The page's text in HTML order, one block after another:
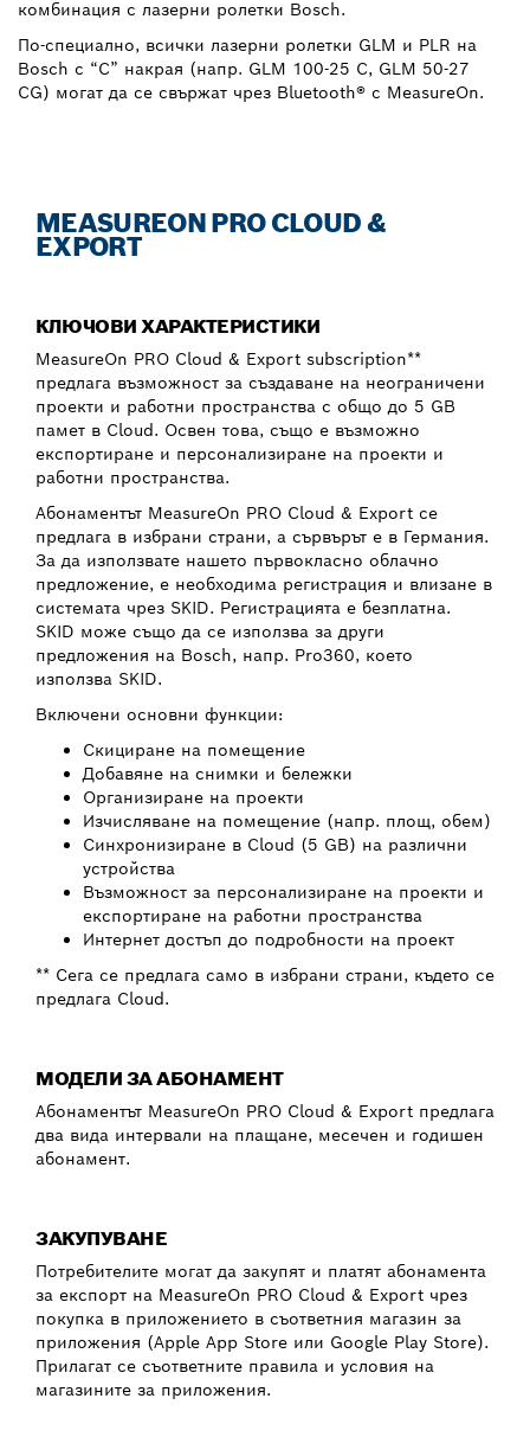
комбинация с лазерни ролетки Bosch.
По-специално, всички лазерни ролетки GLM и PLR на
Bosch с “C” накрая (напр. GLM 100-25 C, GLM 50-27
CG) могат да се свържат чрез Bluetooth® с MeasureOn.
MEASUREON PRO CLOUD &
EXPORT
КЛЮЧОВИ ХАРАКТЕРИСТИКИ
MeasureOn PRO Cloud & Export subscription**
предлага възможност за създаване на неограничени
проекти и работни пространства с общо до 5 GB
памет в Cloud. Освен това, също е възможно
експортиране и персонализиране на проекти и
работни пространства.
Абонаментът MeasureOn PRO Cloud & Export се
предлага в избрани страни, а сървърът е в Германия.
За да използвате нашето първокласно облачно
предложение, е необходима регистрация и влизане в
системата чрез SKID. Регистрацията е безплатна.
SKID може също да се използва за други
предложения на Bosch, напр. Pro360, което
използва SKID.
Включени основни функции:
Скициране на помещение
Добавяне на снимки и бележки
Организиране на проекти
Изчисляване на помещение (напр. площ, обем)
Синхронизиране в Cloud (5 GB) на различни
устройства
Възможност за персонализиране на проекти и
експортиране на работни пространства
Интернет достъп до подробности на проект
** Сега се предлага само в избрани страни, където се
предлага Cloud.
МОДЕЛИ ЗА АБОНАМЕНТ
Абонаментът MeasureOn PRO Cloud & Export предлага
два вида интервали на плащане, месечен и годишен
абонамент.
ЗАКУПУВАНЕ
Потребителите могат да закупят и платят абонамента
за експорт на MeasureOn PRO Cloud & Export чрез
покупка в приложението в съответния магазин за
приложения (Apple App Store или Google Play Store).
Прилагат се съответните правила и условия на
магазините за приложения.